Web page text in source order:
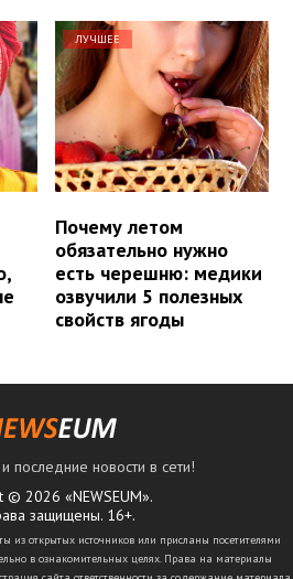
ЛУЧШЕЕ
Почему летом
обязательно нужно
есть черешню: медики
озвучили 5 полезных
свойств ягоды
последние новости в сети!
© 2026 «NEWSEUM».
защищены. 16+.
из открытых источников или присланы посетителями
в ознакомительных целях. Права на материалы